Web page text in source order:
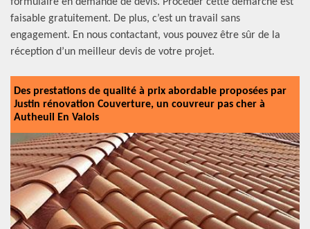
faisable gratuitement. De plus, c’est un travail sans
engagement. En nous contactant, vous pouvez être sûr de la
réception d’un meilleur devis de votre projet.
Des prestations de qualité à prix abordable proposées par
Justin rénovation Couverture, un couvreur pas cher à
Autheuil En Valois